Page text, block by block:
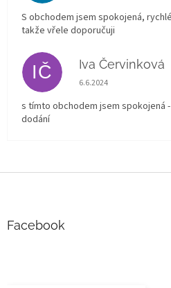
S obchodem jsem spokojená,
takže vřele doporučuji
IČ Iva Červinková
Hodnocení obchodu je
6.6.2024
s tímto obchodem jsem spokojená
dodání
Facebook